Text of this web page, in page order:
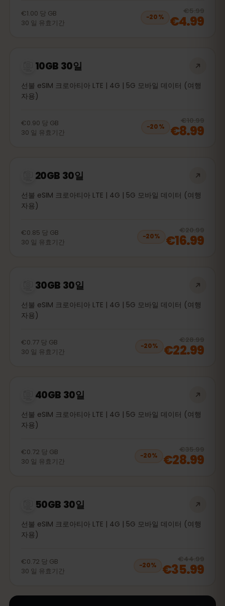
€1.00 당 GB
30 일 유효기간
−20%
€5.99
€4.99
10GB 30일
선불 eSIM 크로아티아 LTE | 4G | 5G 모바일 데이터 (여행
자용)
€0.90 당 GB
30 일 유효기간
−20%
€10.99
€8.99
20GB 30일
선불 eSIM 크로아티아 LTE | 4G | 5G 모바일 데이터 (여행
자용)
€0.85 당 GB
30 일 유효기간
−20%
€20.99
€16.99
30GB 30일
선불 eSIM 크로아티아 LTE | 4G | 5G 모바일 데이터 (여행
자용)
€0.77 당 GB
30 일 유효기간
−20%
€28.99
€22.99
40GB 30일
선불 eSIM 크로아티아 LTE | 4G | 5G 모바일 데이터 (여행
자용)
€0.72 당 GB
30 일 유효기간
−20%
€35.99
€28.99
50GB 30일
선불 eSIM 크로아티아 LTE | 4G | 5G 모바일 데이터 (여행
자용)
€0.72 당 GB
30 일 유효기간
−20%
€44.99
€35.99